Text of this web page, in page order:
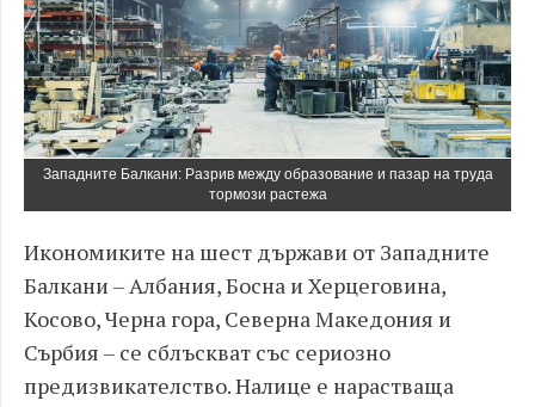
Западните Балкани: Разрив между образование и пазар на труда
тормози растежа
Икономиките на шест държави от Западните
Балкани – Албания, Босна и Херцеговина,
Косово, Черна гора, Северна Македония и
Сърбия – се сблъскват със сериозно
предизвикателство. Налице е нарастваща